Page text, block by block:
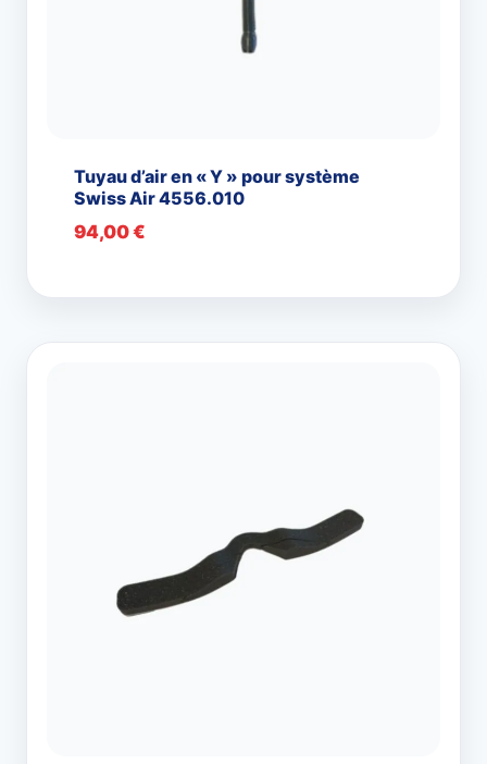
Tuyau d’air en « Y » pour système
Swiss Air 4556.010
94,00€